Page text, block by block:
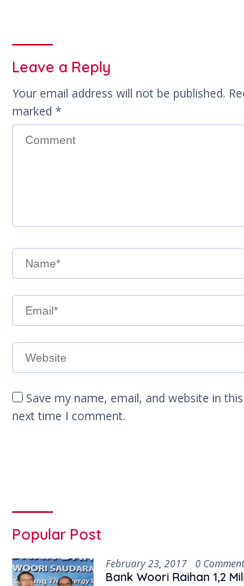
Leave a Reply
Your email address will not be published.
marked *
Save my name, email, and website in
next time I comment.
Popular Post
February 23, 2017 0 Comment
Bank Woori Raihan 1,2